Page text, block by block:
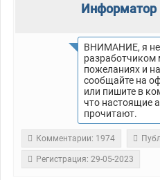
Информатор
ВНИМАНИЕ, я
разработчиком
пожеланиях и
сообщайте на
или пишите в
что настоящие
прочитают.
Комментарии: 1974
Регистрация: 29-05-2023